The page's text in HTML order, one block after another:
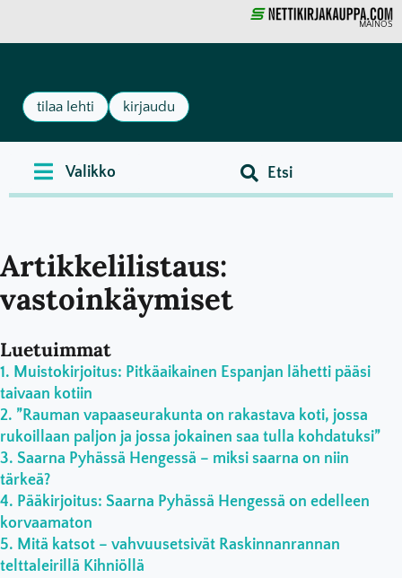
MAINOS
tilaa lehti kirjaudu
Artikkelilistaus:
vastoinkäymiset
Luetuimmat
Muistokirjoitus: Pitkäaikainen Espanjan lähetti pääsi
taivaan kotiin
”Rauman vapaaseurakunta on rakastava koti, jossa
rukoillaan paljon ja jossa jokainen saa tulla kohdatuksi”
Saarna Pyhässä Hengessä – miksi saarna on niin
tärkeä?
Pääkirjoitus: Saarna Pyhässä Hengessä on edelleen
korvaamaton
Mitä katsot – vahvuusetsivät Raskinnanrannan
telttaleirillä Kihniöllä